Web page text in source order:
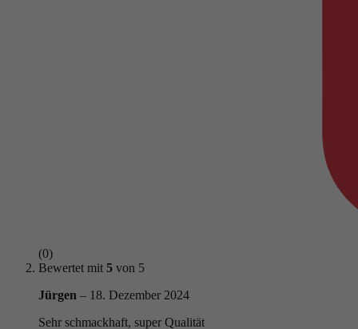
(0)
Bewertet mit 5 von 5
Jürgen – 18. Dezember 2024
Sehr schmackhaft, super Qualität